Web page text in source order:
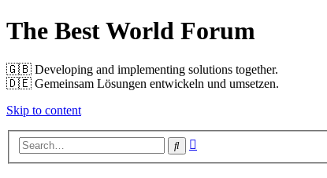
The Best World Forum
🇬🇧️ Developing and implementing solutions together.
🇩🇪️ Gemeinsam Lösungen entwickeln und umsetzen.
Skip to content
Search